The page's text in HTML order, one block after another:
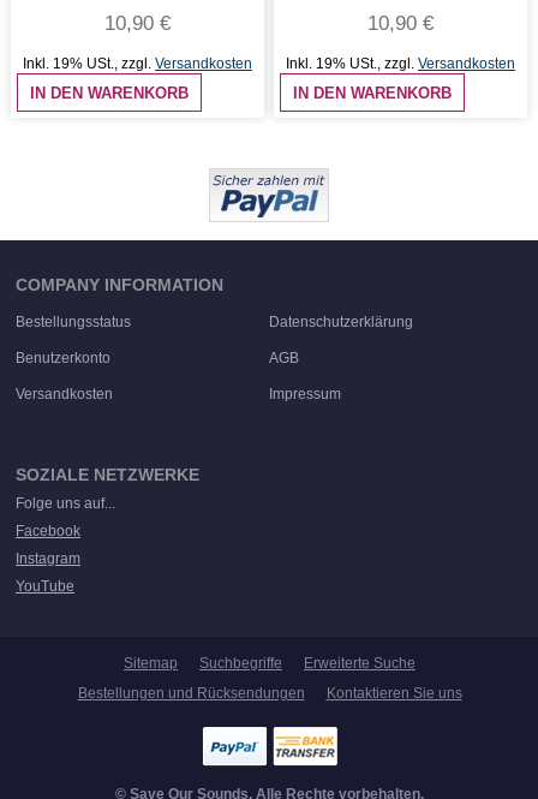
10,90 €
Inkl. 19% USt., zzgl. Versandkosten
IN DEN WARENKORB
10,90 €
Inkl. 19% USt., zzgl. Versandkosten
IN DEN WARENKORB
COMPANY INFORMATION
Bestellungsstatus Datenschutzerklärung
Benutzerkonto AGB
Versandkosten Impressum
SOZIALE NETZWERKE
Folge uns auf...
Facebook
Instagram
YouTube
Sitemap Suchbegriffe
Erweiterte Suche
Bestellungen und Rücksendungen
Kontaktieren Sie uns
© Save Our Sounds. Alle Rechte vorbehalten.